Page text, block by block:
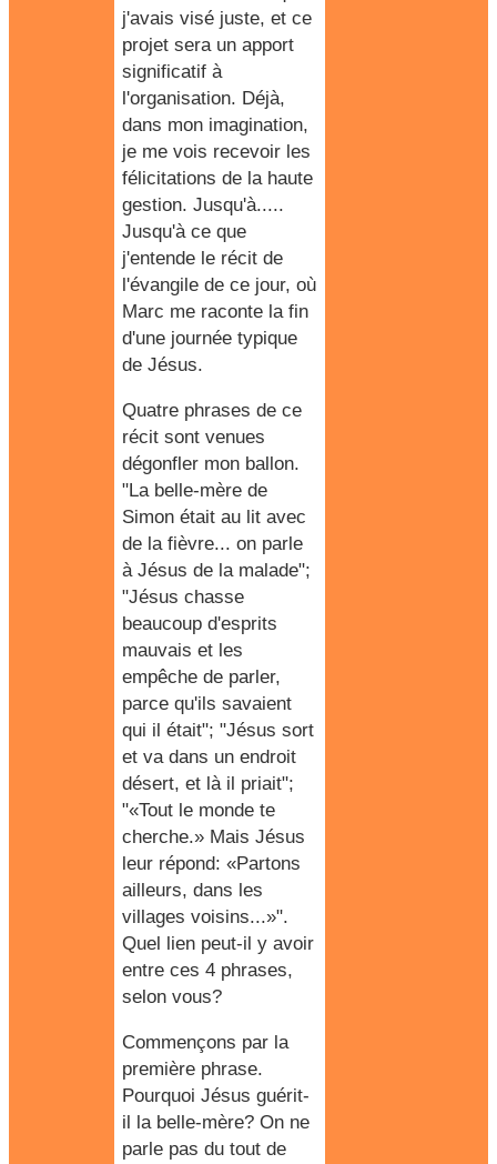
j'avais visé juste, et ce
projet sera un apport
significatif à
l'organisation. Déjà,
dans mon imagination,
je me vois recevoir les
félicitations de la haute
gestion. Jusqu'à.....
Jusqu'à ce que
j'entende le récit de
l'évangile de ce jour, où
Marc me raconte la fin
d'une journée typique
de Jésus.
Quatre phrases de ce
récit sont venues
dégonfler mon ballon.
"La belle-mère de
Simon était au lit avec
de la fièvre... on parle
à Jésus de la malade";
"Jésus chasse
beaucoup d'esprits
mauvais et les
empêche de parler,
parce qu'ils savaient
qui il était"; "Jésus sort
et va dans un endroit
désert, et là il priait";
"«Tout le monde te
cherche.» Mais Jésus
leur répond: «Partons
ailleurs, dans les
villages voisins...»".
Quel lien peut-il y avoir
entre ces 4 phrases,
selon vous?
Commençons par la
première phrase.
Pourquoi Jésus guérit-
il la belle-mère? On ne
parle pas du tout de